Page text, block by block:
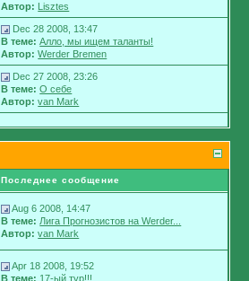
Автор: Lisztes
Dec 28 2008, 13:47
В теме: Алло, мы ищем таланты!
Автор: Werder Bremen
Dec 27 2008, 23:26
В теме: О себе
Автор: van Mark
Последнее сообщение
Aug 6 2008, 14:47
В теме: Лига Прогнозистов на Werder...
Автор: van Mark
Apr 18 2008, 19:52
В теме: 17-ый тур!!!